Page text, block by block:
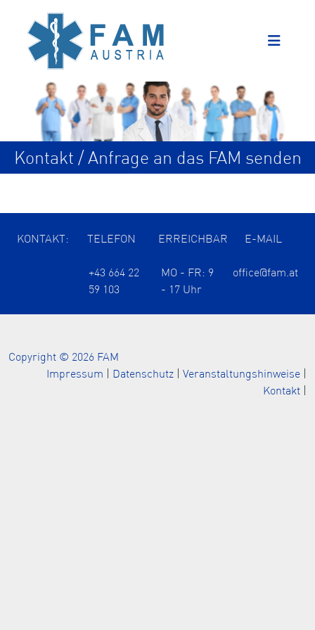
Kontakt / Anfrage an das FAM senden
KONTAKT: TELEFON ERREICHBAR E-MAIL
+43 664 22
59 103
MO - FR: 9
- 17 Uhr
office@fam.at
Copyright © 2026 FAM
Impressum
Datenschutz Veranstaltungshinweise
Kontakt